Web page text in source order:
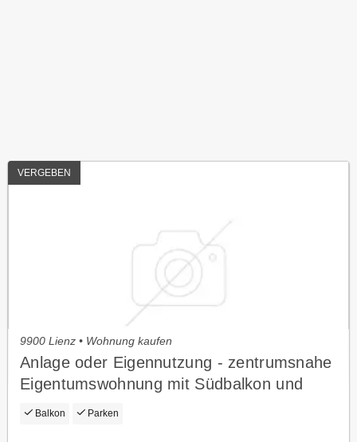
VERGEBEN
9900 Lienz • Wohnung kaufen
Anlage oder Eigennutzung - zentrumsnahe
Eigentumswohnung mit Südbalkon und
Tiefgaragenstellplatz in Lienz
Balkon Parken